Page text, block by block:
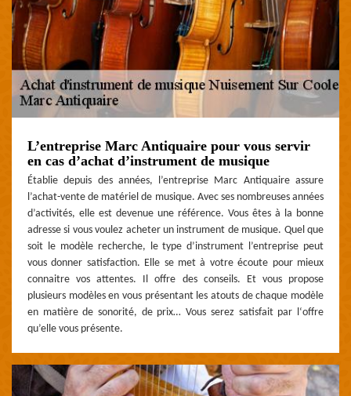
L’entreprise Marc Antiquaire pour vous servir
en cas d’achat d’instrument de musique
Établie depuis des années, l’entreprise Marc Antiquaire assure
l’achat-vente de matériel de musique. Avec ses nombreuses années
d’activités, elle est devenue une référence. Vous êtes à la bonne
adresse si vous voulez acheter un instrument de musique. Quel que
soit le modèle recherche, le type d’instrument l’entreprise peut
vous donner satisfaction. Elle se met à votre écoute pour mieux
connaitre vos attentes. Il offre des conseils. Et vous propose
plusieurs modèles en vous présentant les atouts de chaque modèle
en matière de sonorité, de prix… Vous serez satisfait par l‘offre
qu’elle vous présente.